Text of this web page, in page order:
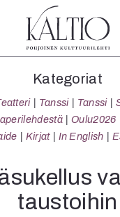
Kategoriat
Verkkoartikkeli
Teatteri
Tanssi
Sarjakuva
Sámegillii
Pääkirjoitus
Kategoriat
Tanssi Tanssi
Oulu2026
Kirjat In English
taustoihin